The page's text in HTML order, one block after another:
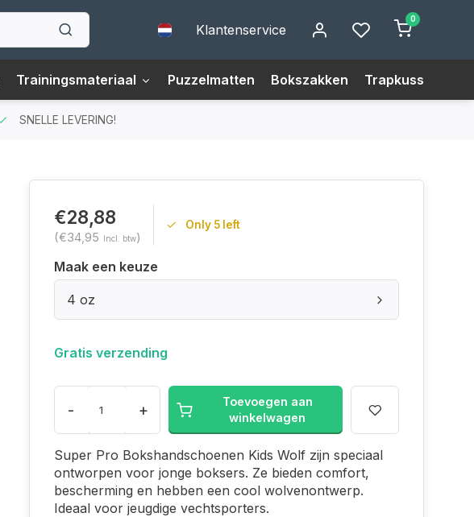
Klantenservice
0
Trainingsmateriaal Puzzelmatten Bokszakken Trapkussens
SNELLE LEVERING!
€28,88
(€34,95 Incl. btw)
Only 5 left
Maak een keuze
4 oz
Gratis verzending
- +
Toevoegen aan
winkelwagen
Super Pro Bokshandschoenen Kids Wolf zijn speciaal
ontworpen voor jonge boksers. Ze bieden comfort,
bescherming en hebben een cool wolvenontwerp.
Ideaal voor jeugdige vechtsporters.